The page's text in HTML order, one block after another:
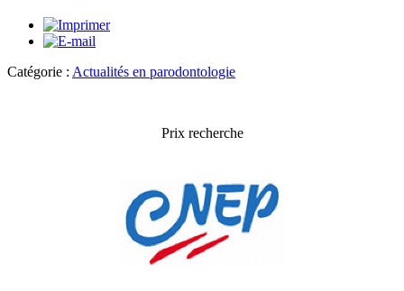
Catégorie : Actualités en parodontologie
Prix recherche